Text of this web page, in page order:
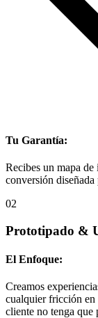
Tu Garantía:
Recibes un mapa
conversión
02
Prototipado &
El Enfoque:
Creamos
cualquier fricción en
cliente no tenga que